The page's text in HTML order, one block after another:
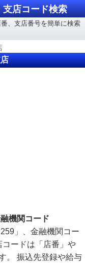
店コード検索
、支店番号を簡単に検索
機関コード
」、金融機関コー
コードは「店番」や
。 振込先登録や給与